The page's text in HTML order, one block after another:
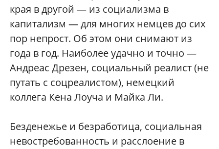
края в другой — из социализма в
капитализм — для многих немцев до сих
пор непрост. Об этом они снимают из
года в год. Наиболее удачно и точно —
Андреас Дрезен, социальный реалист (не
путать с соцреалистом), немецкий
коллега Кена Лоуча и Майка Ли.
Безденежье и безработица, социальная
невостребованность и расслоение в